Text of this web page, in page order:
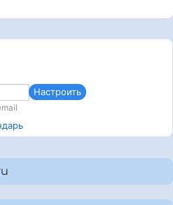
Настроить